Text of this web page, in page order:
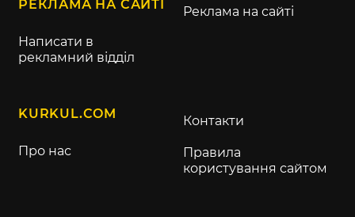
РЕКЛАМА НА САЙТІ
Написати в
рекламний відділ
Реклама на сайті
KURKUL.COM
Про нас
Контакти
Правила
користування сайтом